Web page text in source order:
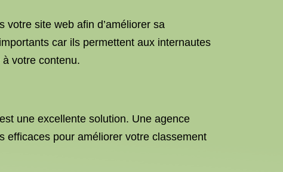
votre site web afin d’améliorer sa
car ils permettent aux internautes
votre contenu.
une excellente solution. Une agence
efficaces pour améliorer votre classement